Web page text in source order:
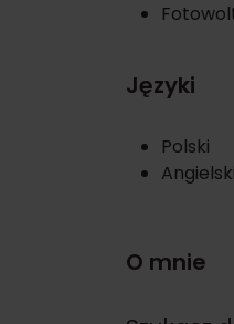
Języki
Polski
Angielski
O mnie